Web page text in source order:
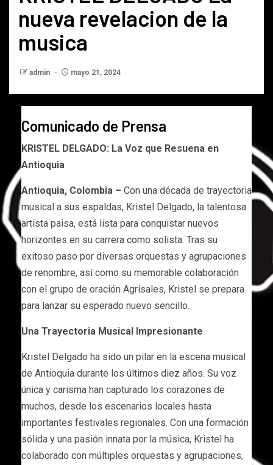
nueva revelacion de la
musica
admin mayo 21, 2024
Comunicado de Prensa
KRISTEL DELGADO: La Voz que Resuena en
Antioquia
Antioquia, Colombia – Con una década de trayectoria
musical a sus espaldas, Kristel Delgado, la talentosa
artista paisa, está lista para conquistar nuevos
horizontes en su carrera como solista. Tras su
exitoso paso por diversas orquestas y agrupaciones
de renombre, así como su memorable colaboración
con el grupo de oración Agrísales, Kristel se prepara
para lanzar su esperado nuevo sencillo.
Una Trayectoria Musical Impresionante
Kristel Delgado ha sido un pilar en la escena musical
de Antioquia durante los últimos diez años. Su voz
única y carisma han capturado los corazones de
muchos, desde los escenarios locales hasta
importantes festivales regionales. Con una formación
sólida y una pasión innata por la música, Kristel ha
colaborado con múltiples orquestas y agrupaciones,